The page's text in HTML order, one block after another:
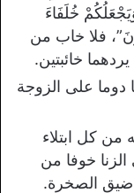
خُلَفَاءَ
فلا خاب من
خائبتين.
دوما على الزوجة
من كل ابتلاء
خوفا من
ضيق الصخرة.